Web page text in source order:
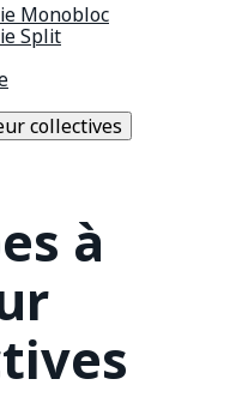
Monobloc
Split
collectives
à